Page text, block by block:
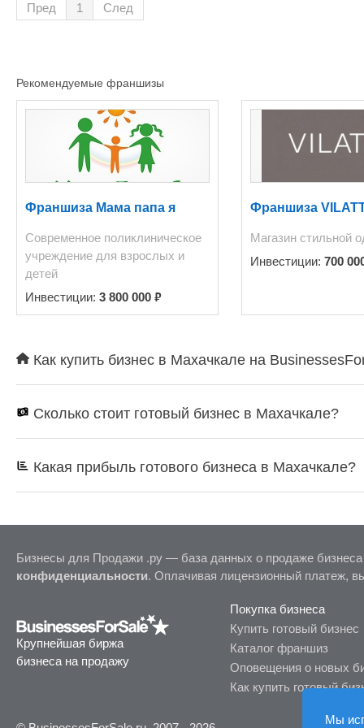
Пред 1 След
Рекомендуемые франшизы
Франшиза Мама папа я
Современное поликлиническое
учреждение для взрослых и
детей
Инвестиции: 3 800 000 ₽
Франшиза
Магазин стильной
Инвестиции:700
Как купить бизнес в Махачкале на
Сколько стоит готовый бизнес в Махачкале?
Какая прибыль готового бизнеса в Махачкале?
Бизнесы для Продажи .ру — база данных о продаже
конфиденциальности. Оплачивая лицензионный платеж,
Крупнейшая биржа
бизнеса на продажу
Покупка бизнеса
Купить готовый бизнес
Каталог франшиз
Оповещения о новых
Как купить готовый
Мы